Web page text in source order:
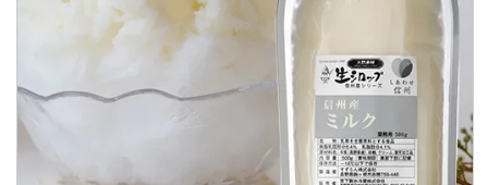
会社概要
特定商取引に関する法律に基づく表記